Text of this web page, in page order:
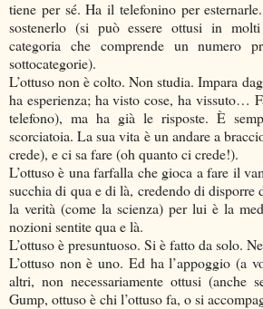
tiene per sé. Ha il telefonino per
sostenerlo (si può essere ottusi in
categoria che comprende un numero
sottocategorie).
L’ottuso non è colto. Non studia. Impara
ha esperienza; ha visto cose, ha vissuto…
telefono), ma ha già le risposte. È
scorciatoia. La sua vita è un andare a
crede), e ci sa fare (oh quanto ci crede!).
L’ottuso è una farfalla che gioca a fare il
succhia di qua e di là, credendo di disporre
la verità (come la scienza) per lui è la
nozioni sentite qua e là.
L’ottuso è presuntuoso. Si è fatto da solo.
L’ottuso non è uno. Ed ha l’appoggio (a
altri, non necessariamente ottusi (anche
Gump, ottuso è chi l’ottuso fa, o si